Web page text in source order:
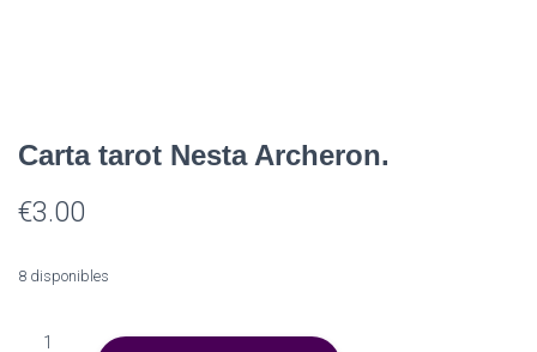
Carta tarot Nesta Archeron.
€3.00
8 disponibles
Carta